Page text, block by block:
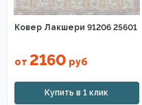
Ковер Лакшери 91206 25601
от 2160 руб